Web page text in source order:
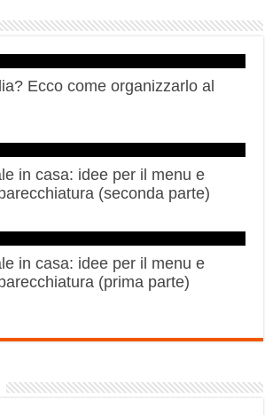
Ecco come organizzarlo al
in casa: idee per il menu e
(seconda parte)
in casa: idee per il menu e
(prima parte)